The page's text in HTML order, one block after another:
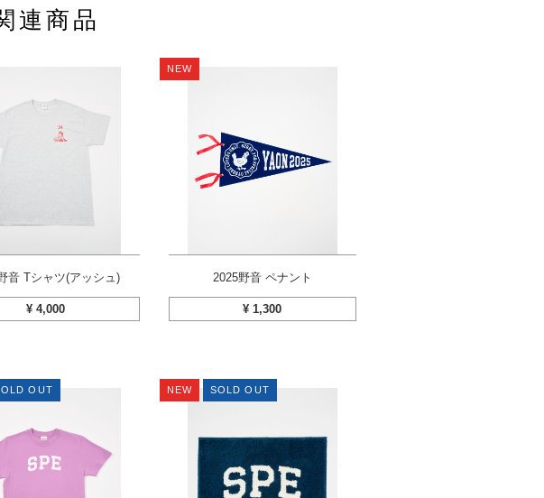
連商品
音 Tシャツ(アッシュ)
¥4,000
NEW
2025野音 ペナント
¥ 1,300
OUT NEW SOLD OUT